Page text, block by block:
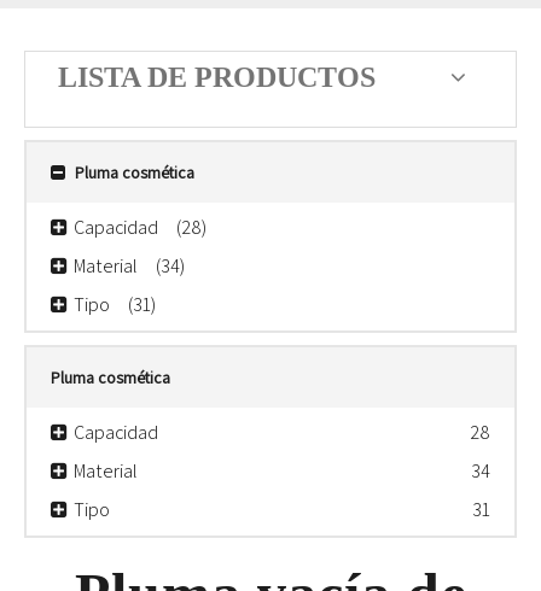
LISTA DE PRODUCTOS
Pluma cosmética
Capacidad
(28)
Material
(34)
Tipo
(31)
Pluma cosmética
Capacidad
28
Material
34
Tipo
31